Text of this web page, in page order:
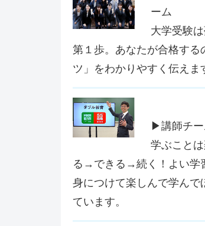
ーム
大学受験
第１歩。あなたが合格する
ツ」をわかりやすく伝えま
▶講師チー
学ぶこと
る→できる→続く！よい学
身につけて楽しんで学んで
ています。